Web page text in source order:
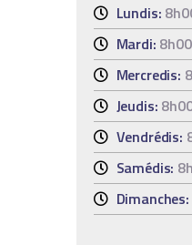
Lundis:
Mardi:
Mercredis:
Jeudis:
Vendrédis:
Samédis:
Dimanches: